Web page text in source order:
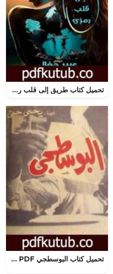
تحميل كتاب طريق إلى قلب رمزي PDF تأليف عبير جفال مجانا [كامل]
تحميل كتاب البوسطجي PDF تأليف يحيى حقي مجانا [كامل]